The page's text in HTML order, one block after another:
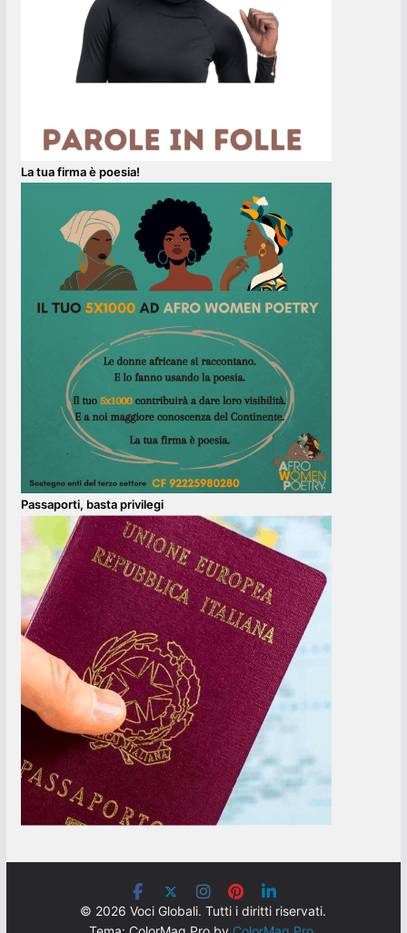
La tua firma è poesia!
Passaporti, basta privilegi
© 2026 Voci Globali. Tutti i diritti riservati.